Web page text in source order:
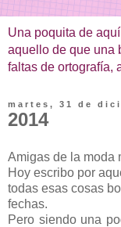
Una poquita de
aquello de que una
faltas de ortografía,
martes, 31 de
2014
Amigas de la moda
Hoy escribo por
todas esas cosas
fechas.
Pero siendo una